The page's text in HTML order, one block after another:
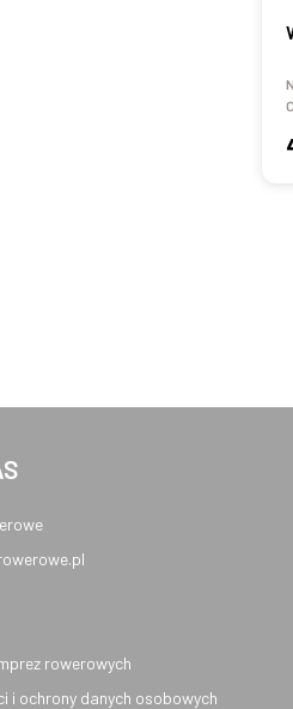
rowerowych
i ochrony danych osobowych